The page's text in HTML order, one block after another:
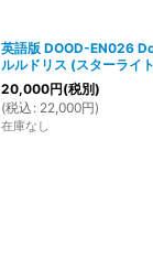
英語版 DOOD-EN026
ルルドリス (スターライ
20,000円(税別)
(税込 : 22,000円)
在庫なし